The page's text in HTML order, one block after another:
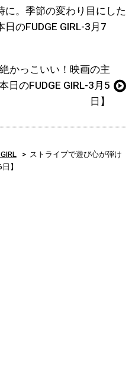
。季節の変わり目にした
のFUDGE GIRL-3月7
かっこいい！映画の主
日のFUDGE GIRL-3月5
日】
ストライプで遊び心が弾け
】